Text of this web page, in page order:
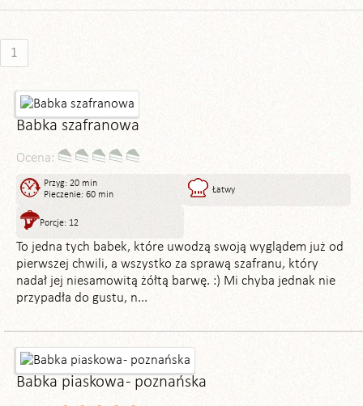
1
Babka szafranowa
Ocena:
Przyg: 20 min
Pieczenie: 60 min
Łatwy
Porcje: 12
To jedna tych babek, które uwodzą swoją wyglądem już od
pierwszej chwili, a wszystko za sprawą szafranu, który
nadał jej niesamowitą żółtą barwę. :) Mi chyba jednak nie
przypadła do gustu, n...
Babka piaskowa - poznańska